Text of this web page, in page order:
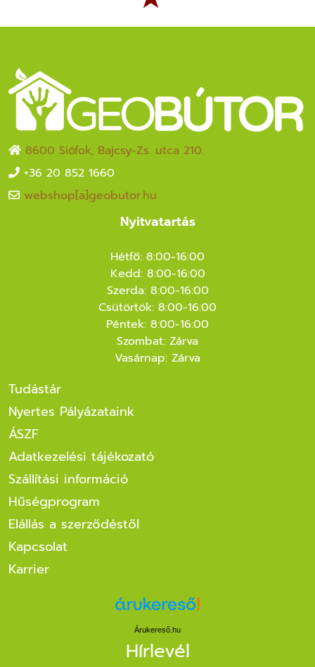
8600 Siófok, Bajcsy-Zs. utca 210.
+36 20 852 1660
webshop[a]geobutor.hu
Nyitvatartás
Hétfő: 8:00-16:00
Kedd: 8:00-16:00
Szerda: 8:00-16:00
Csütörtök: 8:00-16:00
Péntek: 8:00-16:00
Szombat: Zárva
Vasárnap: Zárva
Tudástár
Nyertes Pályázataink
ÁSZF
Adatkezelési tájékozató
Szállítási információ
Hűségprogram
Elállás a szerződéstől
Kapcsolat
Karrier
Árukereső.hu
Hírlevél